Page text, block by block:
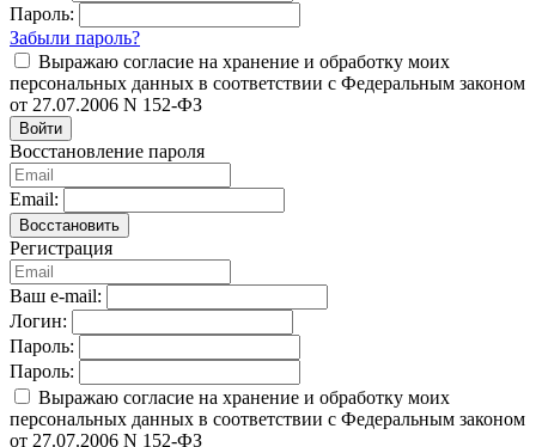
Пароль:
Забыли пароль?
Выражаю согласие на хранение и обработку моих
персональных данных в соответствии с Федеральным законом
от 27.07.2006 N 152-ФЗ
Войти
Восстановление пароля
Email:
Восстановить
Регистрация
Ваш e-mail:
Логин:
Пароль:
Пароль:
Выражаю согласие на хранение и обработку моих
персональных данных в соответствии с Федеральным законом
от 27.07.2006 N 152-ФЗ